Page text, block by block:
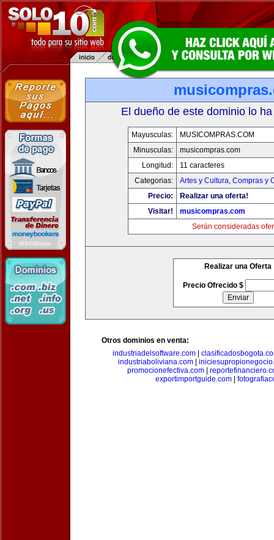
El dueño de este dominio lo
Mayusculas:
MUSICOMPRAS.COM
Minusculas:
musicompras.com
Longitud:
11 caracteres
Categorias:
Artes y Cultura, Compras y
Precio:
Realizar una oferta!
Visitar!
musicompras.com
Serán consideradas
Realizar una Oferta
Precio Ofrecido $
Otros dominios en venta:
industriadelsoftware.com|
industriaboliviana.com|
promocionefectiva.com
exportimportguide.com